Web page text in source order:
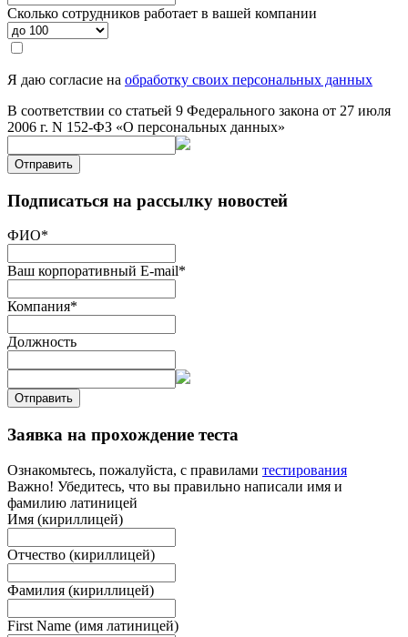
Сколько сотрудников работает в вашей компании
Я даю согласие на обработку своих персональных данных
В соответствии со статьей 9 Федерального закона от 27 июля
2006 г. N 152-ФЗ «О персональных данных»
Отправить
Подписаться на рассылку новостей
ФИО*
Ваш корпоративный E-mail*
Компания*
Должность
Отправить
Заявка на прохождение теста
Ознакомьтесь, пожалуйста, с правилами тестирования
Важно! Убедитесь, что вы правильно написали имя и
фамилию латиницей
Имя (кириллицей)
Отчество (кириллицей)
Фамилия (кириллицей)
First Name (имя латиницей)